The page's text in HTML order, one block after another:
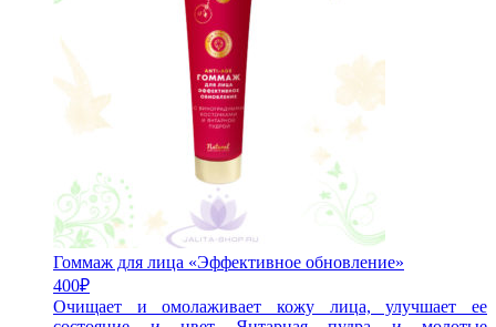
Гоммаж для лица «Эффективное обновление»
400₽
Очищает и омолаживает кожу лица, улучшает ее